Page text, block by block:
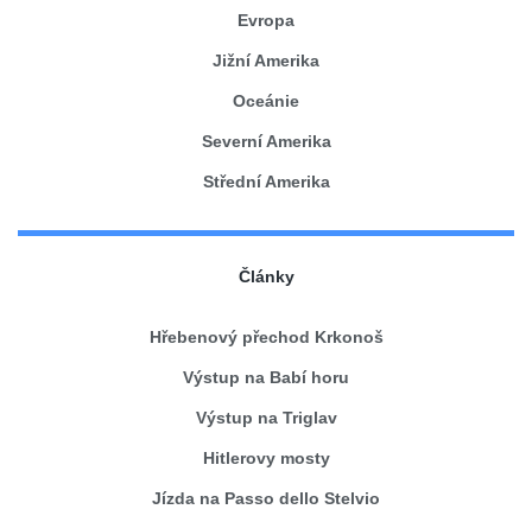
Evropa
Jižní Amerika
Oceánie
Severní Amerika
Střední Amerika
Články
Hřebenový přechod Krkonoš
Výstup na Babí horu
Výstup na Triglav
Hitlerovy mosty
Jízda na Passo dello Stelvio